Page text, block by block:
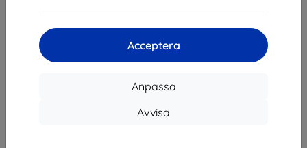
Acceptera
Anpassa
Avvisa
I lager 1 st I lager > 5 st